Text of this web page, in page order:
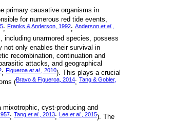
primary causative organisms in
for numerous red tide events,
; Franks & Anderson, 1992; Anderson et al.,
including unarmored species, possess
not only enables their survival in
recombination, continuation and
attacks, and geographical
; Figueroa et al. , 2010). This plays a crucial
(Bravo & Figueroa, 2014; Tang & Gobler,
mixotrophic, cyst-producing and
; Tang et al. , 2013; Lee et al. , 2015). The